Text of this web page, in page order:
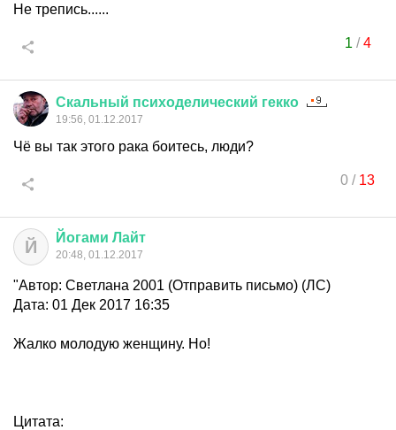
Не трепись......
1 /4
Скальный психоделический гекко
19:56, 01.12.2017
Чё вы так этого рака боитесь, люди?
0 / 13
Й Йогами Лайт
20:48, 01.12.2017
"Автор: Светлана 2001 (Отправить письмо) (ЛС)
Дата: 01 Дек 2017 16:35
Жалко молодую женщину. Но!
Цитата: